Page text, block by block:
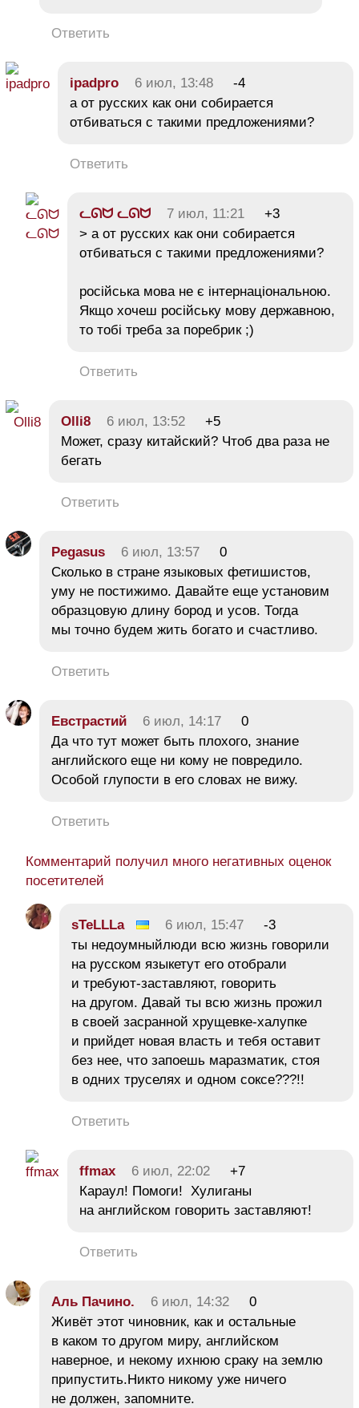
Ответить
ipadpro 6 июл, 13:48
-4
а от русских как они собирается
отбиваться с такими предложениями?
Ответить
ᓚᘏᗢ ᓚᘏᗢ 7 июл, 11:21
+3
> а от русских как они собирается
отбиваться с такими предложениями?
російська мова не є інтернаціональною.
Якщо хочеш російську мову державною,
то тобі треба за поребрик ;)
Ответить
Olli8 6 июл, 13:52
+5
Может, сразу китайский? Чтоб два раза не
бегать
Ответить
Pegasus 6 июл, 13:57
0
Сколько в стране языковых фетишистов,
уму не постижимо. Давайте еще установим
образцовую длину бород и усов. Тогда
мы точно будем жить богато и счастливо.
Ответить
Евстрастий 6 июл, 14:17
0
Да что тут может быть плохого, знание
английского еще ни кому не повредило.
Особой глупости в его словах не вижу.
Ответить
Комментарий получил много негативных оценок
посетителей
sTeLLLa 6 июл, 15:47
-3
ты недоумныйлюди всю жизнь говорили
на русском языкетут его отобрали
и требуют-заставляют, говорить
на другом. Давай ты всю жизнь прожил
в своей засранной хрущевке-халупке
и прийдет новая власть и тебя оставит
без нее, что запоешь маразматик, стоя
в одних труселях и одном соксе???!!
Ответить
ffmax 6 июл, 22:02
+7
Караул! Помоги! Хулиганы
на английском говорить заставляют!
Ответить
Aль Пачино. 6 июл, 14:32
0
Живёт этот чиновник, как и остальные
в каком то другом миру, английском
наверное, и некому ихнюю сраку на землю
припустить.Никто никому уже ничего
не должен, запомните.